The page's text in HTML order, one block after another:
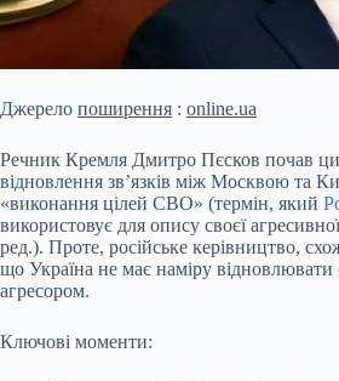
Джерело поширення : online.ua
Речник Кремля Дмитро Пєсков почав
відновлення зв’язків між Москвою та
«виконання цілей СВО» (термін, який
використовує для опису своєї
ред.). Проте, російське керівництво,
що Україна не має наміру відновлювати
агресором.
Ключові моменти: